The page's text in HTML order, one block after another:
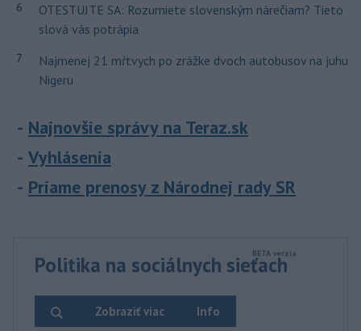
6
OTESTUJTE SA: Rozumiete slovenským nárečiam? Tieto
slová vás potrápia
7
Najmenej 21 mŕtvych po zrážke dvoch autobusov na juhu
Nigeru
Najnovšie správy na Teraz.sk
Vyhlásenia
Priame prenosy z Národnej rady SR
Politika na sociálnych sieťach
Info
Zobraziť viac